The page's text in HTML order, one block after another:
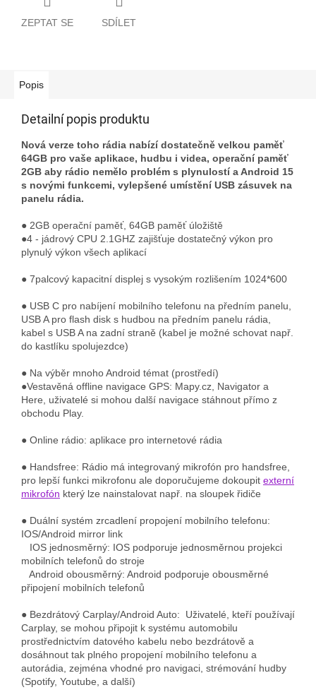
ZEPTAT SE SDÍLET
Popis
Detailní popis produktu
Nová verze toho rádia nabízí dostatečně velkou paměť
64GB pro vaše aplikace, hudbu i videa, operační paměť
2GB aby rádio nemělo problém s plynulostí a Android 15
s novými funkcemi, vylepšené umístění USB zásuvek na
panelu rádia.
● 2GB operační paměť, 64GB paměť úložiště
●4 - jádrový CPU 2.1GHZ zajišťuje dostatečný výkon pro
plynulý výkon všech aplikací
● 7palcový kapacitní displej s vysokým rozlišením 1024*600
● USB C pro nabíjení mobilního telefonu na předním panelu,
USB A pro flash disk s hudbou na předním panelu rádia,
kabel s USB A na zadní straně (kabel je možné schovat např.
do kastlíku spolujezdce)
● Na výběr mnoho Android témat (prostředí)
●Vestavěná offline navigace GPS: Mapy.cz, Navigator a
Here, uživatelé si mohou další navigace stáhnout přímo z
obchodu Play.
● Online rádio: aplikace pro internetové rádia
● Handsfree: Rádio má integrovaný mikrofón pro handsfree,
pro lepší funkci mikrofonu ale doporučujeme dokoupit externí
mikrofón který lze nainstalovat např. na sloupek řidiče
● Duální systém zrcadlení propojení mobilního telefonu:
IOS/Android mirror link
IOS jednosměrný: IOS podporuje jednosměrnou projekci
mobilních telefonů do stroje
Android obousměrný: Android podporuje obousměrné
připojení mobilních telefonů
● Bezdrátový Carplay/Android Auto: Uživatelé, kteří používají
Carplay, se mohou připojit k systému automobilu
prostřednictvím datového kabelu nebo bezdrátově a
dosáhnout tak plného propojení mobilního telefonu a
autorádia, zejména vhodné pro navigaci, strémování hudby
(Spotify, Youtube, a další)